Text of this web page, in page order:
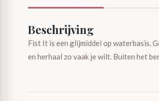
Beschrijving
Fist It is een glijmiddel op waterbasis.
en herhaal zo vaak je wilt. Buiten het